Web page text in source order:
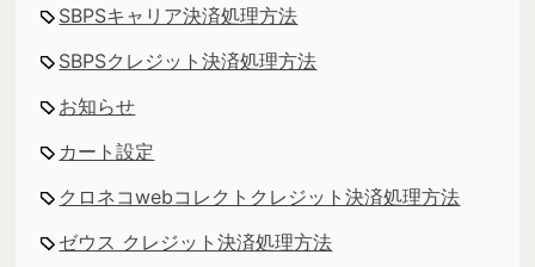
SBPSキャリア決済処理方法
SBPSクレジット決済処理方法
お知らせ
カート設定
クロネコwebコレクトクレジット決済処理方法
ゼウス クレジット決済処理方法